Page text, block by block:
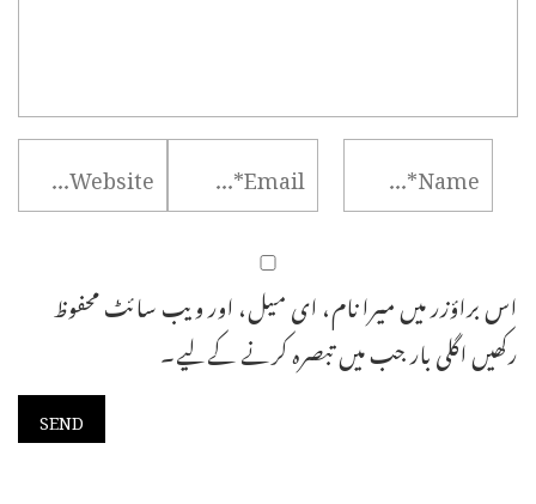
اس براؤزر میں میرا نام، ای میل، اور ویب سائٹ محفوظ
رکھیں اگلی بار جب میں تبصرہ کرنے کےلیے۔